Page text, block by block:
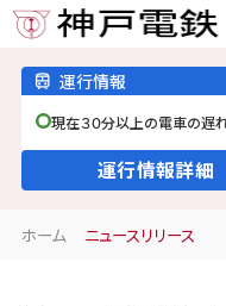
運行情報
現在３０分以上の電車の遅
運行情報詳細
ホーム ニュースリリース